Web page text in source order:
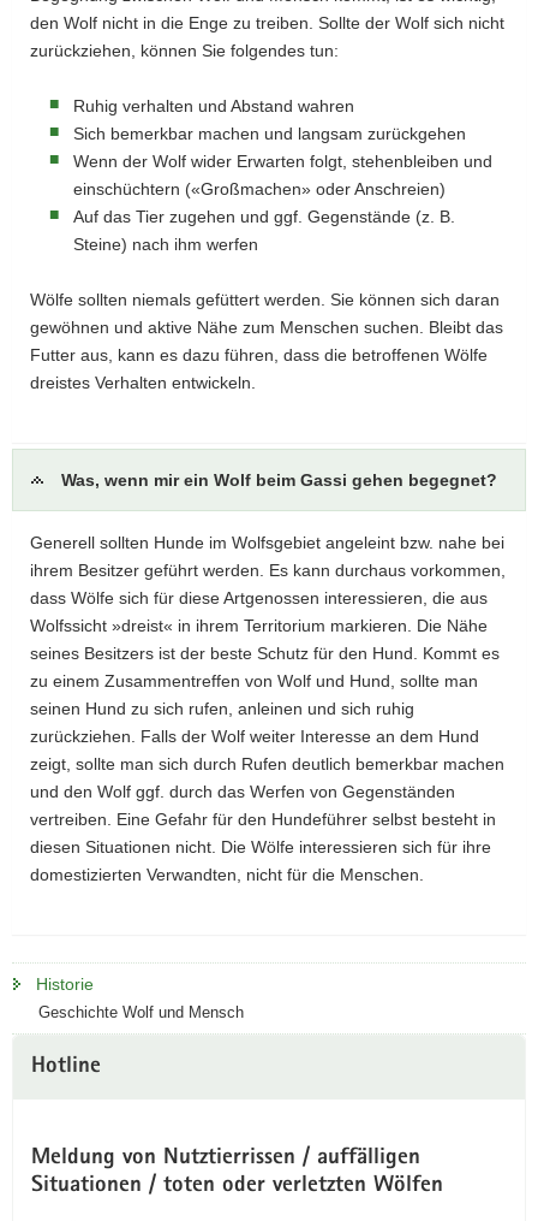
den Wolf nicht in die Enge zu treiben. Sollte der Wolf sich nicht
zurückziehen, können Sie folgendes tun:
Ruhig verhalten und Abstand wahren
Sich bemerkbar machen und langsam zurückgehen
Wenn der Wolf wider Erwarten folgt, stehenbleiben und
einschüchtern («Großmachen» oder Anschreien)
Auf das Tier zugehen und ggf. Gegenstände (z. B.
Steine) nach ihm werfen
Wölfe sollten niemals gefüttert werden. Sie können sich daran
gewöhnen und aktive Nähe zum Menschen suchen. Bleibt das
Futter aus, kann es dazu führen, dass die betroffenen Wölfe
dreistes Verhalten entwickeln.
Was, wenn mir ein Wolf beim Gassi gehen begegnet?
Generell sollten Hunde im Wolfsgebiet angeleint bzw. nahe bei
ihrem Besitzer geführt werden. Es kann durchaus vorkommen,
dass Wölfe sich für diese Artgenossen interessieren, die aus
Wolfssicht »dreist« in ihrem Territorium markieren. Die Nähe
seines Besitzers ist der beste Schutz für den Hund. Kommt es
zu einem Zusammentreffen von Wolf und Hund, sollte man
seinen Hund zu sich rufen, anleinen und sich ruhig
zurückziehen. Falls der Wolf weiter Interesse an dem Hund
zeigt, sollte man sich durch Rufen deutlich bemerkbar machen
und den Wolf ggf. durch das Werfen von Gegenständen
vertreiben. Eine Gefahr für den Hundeführer selbst besteht in
diesen Situationen nicht. Die Wölfe interessieren sich für ihre
domestizierten Verwandten, nicht für die Menschen.
Historie
Geschichte Wolf und Mensch
Hotline
Meldung von Nutztierrissen / auffälligen
Situationen / toten oder verletzten Wölfen